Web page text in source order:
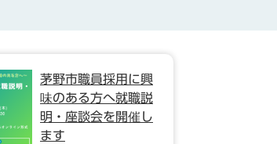
茅野市職員採用に興
味のある方へ就職説
明・座談会を開催し
ます